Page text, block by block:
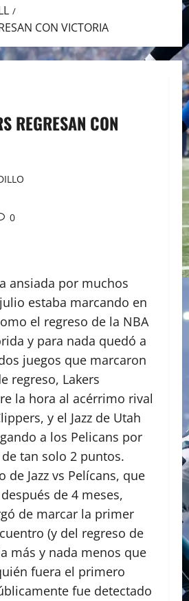
CON VICTORIA
REGRESAN CON
0
ansiada por muchos
estaba marcando en
el regreso de la NBA
y para nada quedó a
juegos que marcaron
regreso, Lakers
la hora al acérrimo rival
y el Jazz de Utah
a los Pelicans por
tan solo 2 puntos.
de Jazz vs Pelícans, que
de 4 meses,
de marcar la primer
(y del regreso de
más y nada menos que
fuera el primero
fue detectado